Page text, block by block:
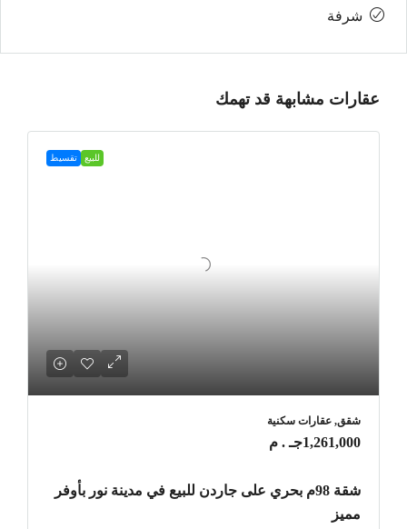
شرفة
عقارات مشابهة قد تهمك
للبيع تقسيط
شقق, عقارات سكنية
1,261,000جـ . م
شقة 98م بحري على جاردن للبيع في مدينة نور بأوفر
مميز